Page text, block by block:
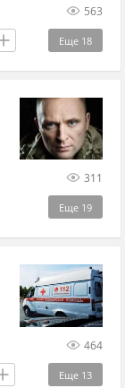
563
Еще 18
311
Еще 19
464
Еще 13